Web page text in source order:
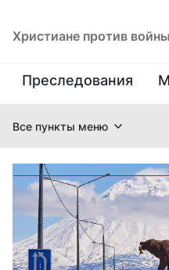
Христиане против войны
Преследования
Все пункты меню